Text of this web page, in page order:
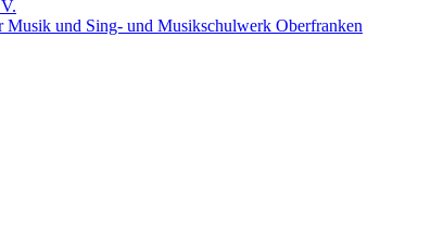
Musik und Sing- und Musikschulwerk Oberfranken